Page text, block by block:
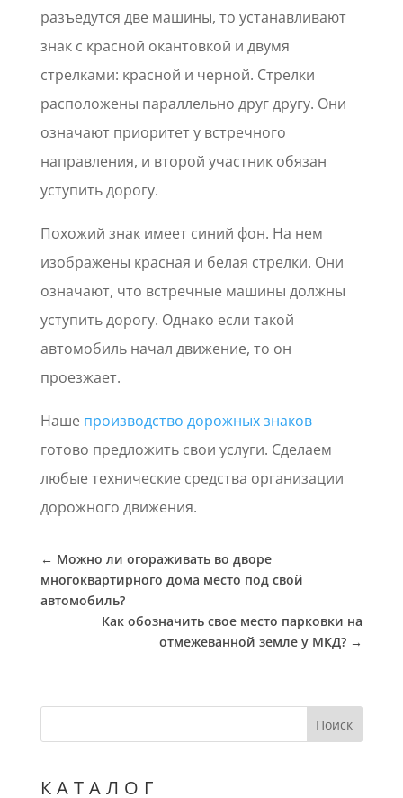
разъедутся две машины, то устанавливают
знак с красной окантовкой и двумя
стрелками: красной и черной. Стрелки
расположены параллельно друг другу. Они
означают приоритет у встречного
направления, и второй участник обязан
уступить дорогу.
Похожий знак имеет синий фон. На нем
изображены красная и белая стрелки. Они
означают, что встречные машины должны
уступить дорогу. Однако если такой
автомобиль начал движение, то он
проезжает.
Наше производство дорожных знаков
готово предложить свои услуги. Сделаем
любые технические средства организации
дорожного движения.
← Можно ли огораживать во дворе
многоквартирного дома место под свой
автомобиль?
Как обозначить свое место парковки на
отмежеванной земле у МКД? →
Поиск
КАТАЛОГ